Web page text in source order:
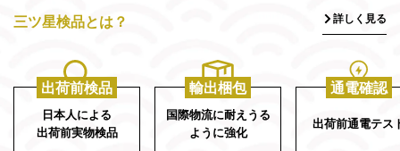
三ツ星検品とは？ 詳しく見る
出荷前検品
日本人による
出荷前実物検品
輸出梱包
国際物流に耐えうる
ように強化
通電確認
出荷前通電テス